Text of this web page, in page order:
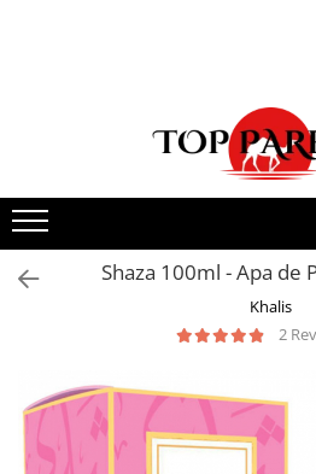
Pachete FEMEI
Pachete BARBATI
Pachete EL si EA
Best Seller
Cele mai noi
Tipuri Parfumuri
Shaza 100ml - Apa de
Khalis
2